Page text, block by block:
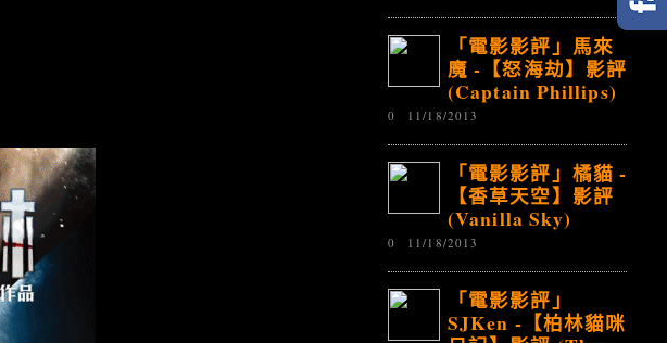
「電影影評」馬來
魔 -【怒海劫】影評
(Captain Phillips)
0 11/18/2013
「電影影評」橘貓 -
【香草天空】影評
(Vanilla Sky)
0 11/18/2013
「電影影評」
SJKen -【柏林貓咪